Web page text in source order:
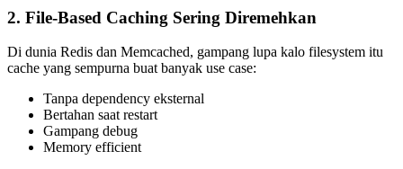
2. File-Based Caching Sering Diremehkan
Di dunia Redis dan Memcached, gampang lupa kalo filesystem itu
cache yang sempurna buat banyak use case:
Tanpa dependency eksternal
Bertahan saat restart
Gampang debug
Memory efficient